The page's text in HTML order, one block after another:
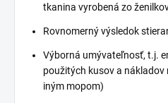
tkanina vyrobená zo
Rovnomerný výsledok
Výborná umývateľnosť, t.j.
použitých kusov a nákladov
iným mopom)